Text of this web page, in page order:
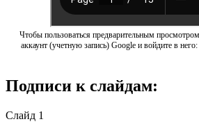
Чтобы пользоваться предварительным просмотром
аккаунт (учетную запись) Google и войдите в него:
Подписи к слайдам:
Слайд 1